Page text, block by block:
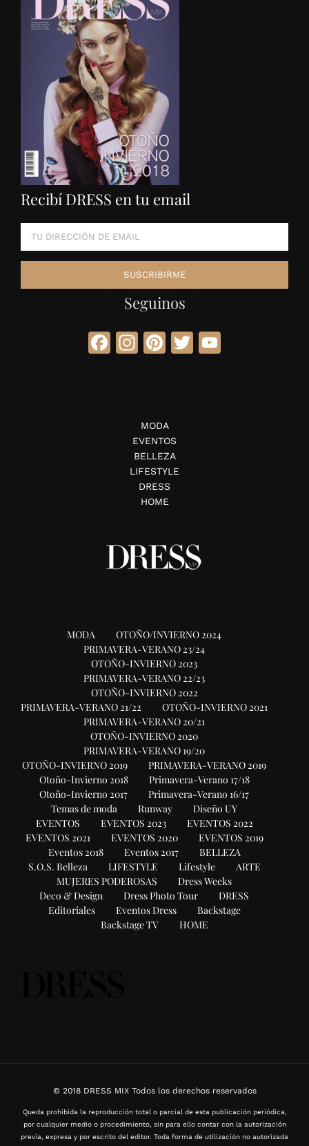
Recibí DRESS en tu email
Seguinos
Facebook
Instagram
Pinterest
Twitter
MODA
EVENTOS
BELLEZA
LIFESTYLE
DRESS
HOME
MODA
OTOÑO/INVIERNO 2024
PRIMAVERA-VERANO 23/24
OTOÑO-INVIERNO 2023
PRIMAVERA-VERANO 22/23
OTOÑO-INVIERNO 2022
PRIMAVERA-VERANO 21/22
OTOÑO-INVIERNO 2021
PRIMAVERA-VERANO 20/21
OTOÑO-INVIERNO 2020
PRIMAVERA-VERANO 19/20
OTOÑO-INVIERNO 2019
PRIMAVERA-VERANO 2019
Otoño-Invierno 2018
Primavera-Verano 17/18
Otoño-Invierno 2017
Primavera-Verano 16/17
Temas de moda
Runway
Diseño UY
EVENTOS
EVENTOS 2023
EVENTOS 2022
EVENTOS 2021
EVENTOS 2020
EVENTOS 2019
Eventos 2018
Eventos 2017
BELLEZA
S.O.S. Belleza
LIFESTYLE Lifestyle
ARTE
MUJERES PODEROSAS
Dress Weeks
Deco & Design
Dress Photo Tour
DRESS
Editoriales
Eventos Dress
Backstage
Backstage TV
HOME
© 2018 DRESS MIX Todos los derechos reservados
Queda prohibida la reproducción total o parcial de esta publicación periódica,
por cualquier medio o procedimiento, sin para ello contar con la autorización
previa, expresa y por escrito del editor. Toda forma de utilización no autorizada